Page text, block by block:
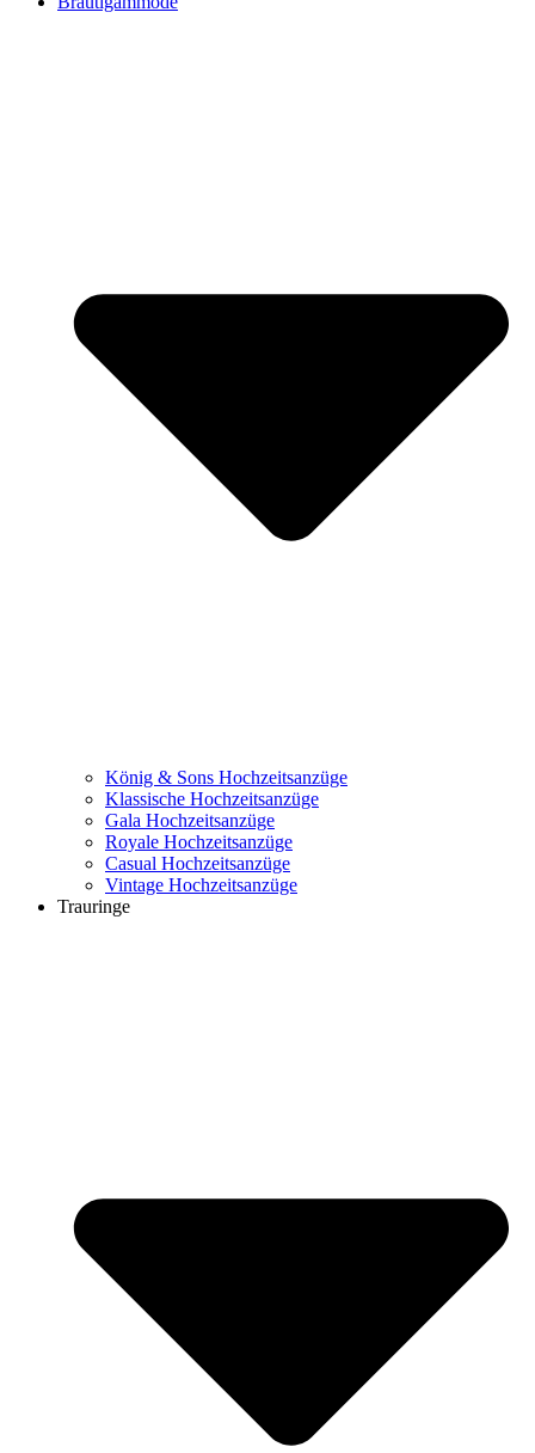
König & Sons Hochzeitsanzüge
Klassische Hochzeitsanzüge
Gala Hochzeitsanzüge
Royale Hochzeitsanzüge
Casual Hochzeitsanzüge
Vintage Hochzeitsanzüge
Trauringe